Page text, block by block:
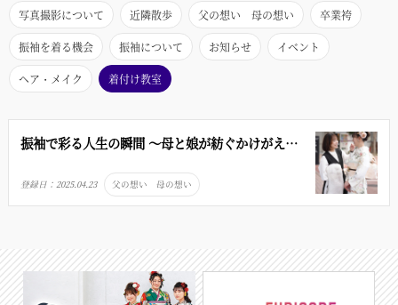
写真撮影について 近隣散歩 父の想い 母の想い 卒業袴
振袖を着る機会 振袖について お知らせ イベント
ヘア・メイク 着付け教室
振袖で彩る人生の瞬間 ～母と娘が紡ぐかけがえの
登録日：2025.04.23 父の想い 母の想い